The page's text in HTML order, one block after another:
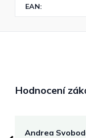
EAN:
Hodnocení
Andrea